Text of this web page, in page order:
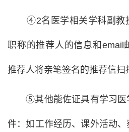
④2名医学相关学科副教
职称的推荐人的信息和email
推荐人将亲笔签名的推荐信扫
⑤其他能佐证具有学习医
件：如工作经历、课外活动、